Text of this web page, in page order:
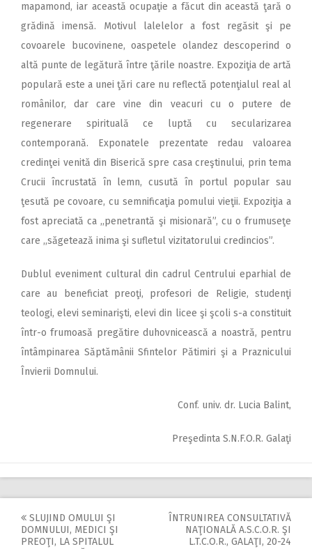
mapamond, iar această ocupaţie a făcut din această ţară o
grădină imensă. Motivul lalelelor a fost regăsit şi pe
covoarele bucovinene, oaspetele olandez descoperind o
altă punte de legătură între ţările noastre. Expoziţia de artă
populară este a unei ţări care nu reflectă potenţialul real al
românilor, dar care vine din veacuri cu o putere de
regenerare spirituală ce luptă cu secularizarea
contemporană. Exponatele prezentate redau valoarea
credinţei venită din Biserică spre casa creştinului, prin tema
Crucii încrustată în lemn, cusută în portul popular sau
ţesută pe covoare, cu semnificaţia pomului vieţii. Expoziţia a
fost apreciată ca ,,penetrantă şi misionară”, cu o frumuseţe
care ,,săgetează inima şi sufletul vizitatorului credincios”.
Dublul eveniment cultural din cadrul Centrului eparhial de
care au beneficiat preoţi, profesori de Religie, studenţi
teologi, elevi seminarişti, elevi din licee şi şcoli s-a constituit
într-o frumoasă pregătire duhovnicească a noastră, pentru
întâmpinarea Săptămânii Sfintelor Pătimiri şi a Praznicului
Învierii Domnului.
Conf. univ. dr. Lucia Balint,
Preşedinta S.N.F.O.R. Galaţi
Post
SLUJIND OMULUI ŞI
DOMNULUI, MEDICI ŞI
PREOŢI, LA SPITALUL
ÎNTRUNIREA CONSULTATIVĂ
NAŢIONALĂ A.S.C.O.R. ŞI
L.T.C.O.R., GALAŢI, 20-24